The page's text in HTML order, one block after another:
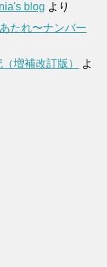
blog より
たれ〜ナンバー
増補改訂版）
よ